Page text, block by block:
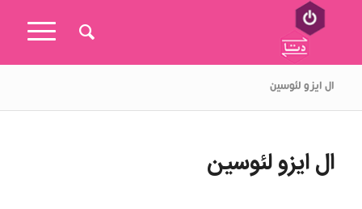
ال ایزو لئوسین
ال ایزو لئوسین